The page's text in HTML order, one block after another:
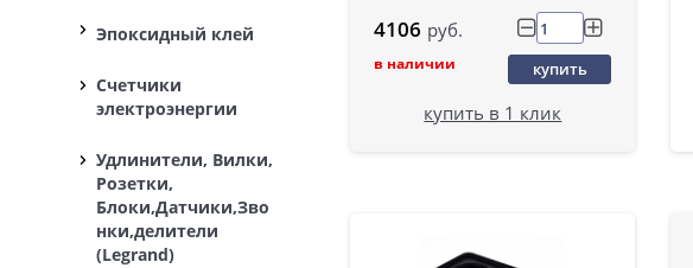
Эпоксидный клей
Счетчики
электроэнергии
Удлинители, Вилки,
Розетки,
Блоки,Датчики,Зво
нки,делители
(Legrand)
4106 руб.
в наличии купить
купить в 1 клик